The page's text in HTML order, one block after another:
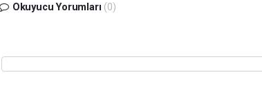
Okuyucu Yorumları (0)